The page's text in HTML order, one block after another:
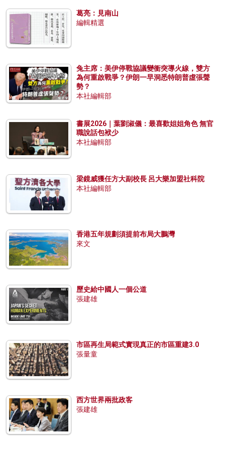
葛亮：見南山
編輯精選
兔主席：美伊停戰協議變衝突導火線，雙方
為何重啟戰爭？伊朗一早洞悉特朗普虛張聲
勢？
本社編輯部
書展2026｜葉劉淑儀：最喜歡姐姐角色 無官
職說話包袱少
本社編輯部
梁鏡威獲任方大副校長 呂大樂加盟社科院
本社編輯部
香港五年規劃須提前布局大鵬灣
來文
歷史給中國人一個公道
張建雄
市區再生局範式實現真正的市區重建3.0
張量童
西方世界兩批政客
張建雄